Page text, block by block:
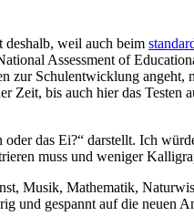
deshalb, weil auch beim
Assessment of
zur Schulentwicklung angeht,
Zeit, bis auch hier das Testen
das Ei?“ darstellt. Ich
muss und weniger
Musik, Mathematik,
und gespannt auf die neuen